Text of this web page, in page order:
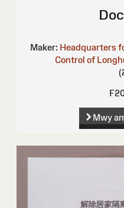
Maker: Headquarters
Control of
Mwy